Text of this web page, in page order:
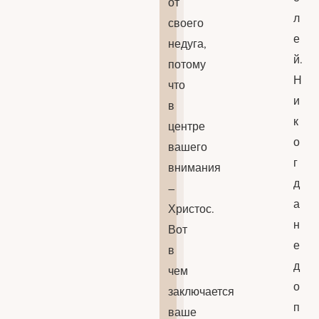
своего
недуга,
потому
что
в
центре
вашего
внимания
–
Христос.
Вот
в
чем
заключается
ваше
л
е
й.
Н
и
к
о
г
д
а
н
е
д
о
п